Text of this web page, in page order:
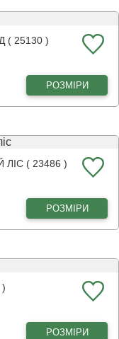
( 25130 )
РОЗМІРИ
( 23486 )
РОЗМІРИ
РОЗМІРИ